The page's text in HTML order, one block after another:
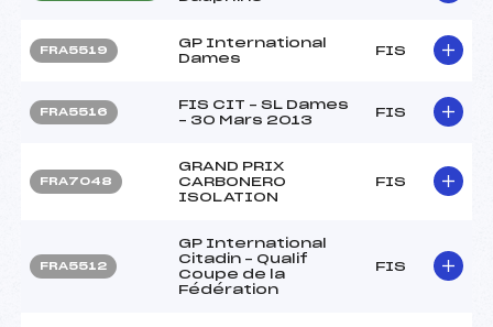
FRA5519
GP International
Dames
FIS
FRA5516
FIS CIT – SL Dames
– 30 Mars 2013
FIS
FRA7048
GRAND PRIX
CARBONERO
ISOLATION
FIS
FRA5512
GP International
Citadin – Qualif
Coupe de la
Fédération
FIS